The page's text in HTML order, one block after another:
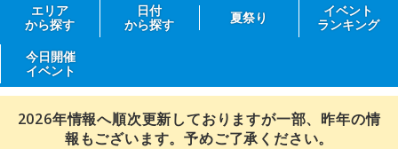
エリア
から探す
日付
から探す
夏祭り
イベント
ランキング
今日開催
イベント
2026年情報へ順次更新しておりますが一部、昨年の情
報もございます。予めご了承ください。